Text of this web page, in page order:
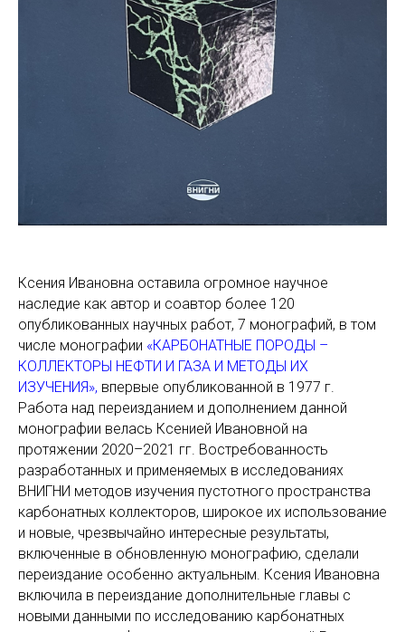
Ксения Ивановна оставила огромное научное
наследие как автор и соавтор более 120
опубликованных научных работ, 7 монографий, в том
числе монографии «КАРБОНАТНЫЕ ПОРОДЫ –
КОЛЛЕКТОРЫ НЕФТИ И ГАЗА И МЕТОДЫ ИХ
ИЗУЧЕНИЯ», впервые опубликованной в 1977 г.
Работа над переизданием и дополнением данной
монографии велась Ксенией Ивановной на
протяжении 2020–2021 гг. Востребованность
разработанных и применяемых в исследованиях
ВНИГНИ методов изучения пустотного пространства
карбонатных коллекторов, широкое их использование
и новые, чрезвычайно интересные результаты,
включенные в обновленную монографию, сделали
переиздание особенно актуальным. Ксения Ивановна
включила в переиздание дополнительные главы с
новыми данными по исследованию карбонатных